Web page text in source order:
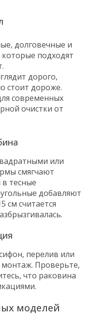
долговечные и
подходят
дорого,
стоит дороже.
современных
очистки от
или
смягчают
тесные
добавляют
см считается
перелив или
Проверьте,
что раковина
моделей